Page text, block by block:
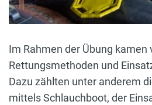
Im Rahmen der Übung kamen
Rettungsmethoden und
Dazu zählten unter anderem
mittels Schlauchboot, der